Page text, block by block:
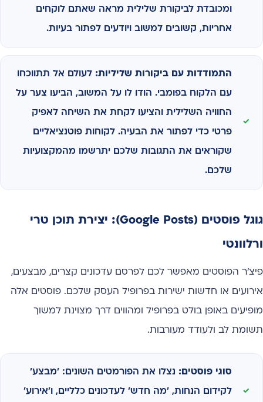
ומכובדת לביקורת שלילית מראה שאתם לוקחים
אחריות, קשובים למשוב ויודעים לפתור בעיות.
התמודדות עם ביקורות שליליות: לעולם אל תתווכחו
עם הלקוח בפומבי. הודו לו על המשוב, הביעו צער על
החוויה השלילית והציעו לקחת את השיחה לאפיק
פרטי כדי לפתור את הבעיה. לקוחות פוטנציאליים
שקוראים את התגובות שלכם יתרשמו מהמקצועיות
שלכם.
גוגל פוסטים (Google Posts): יצירת תוכן טרי
ורלוונטי
פיצ'ר הפוסטים מאפשר לכם לפרסם עדכונים קצרים, מבצעים,
אירועים או חדשות ישירות בפרופיל העסק שלכם. פוסטים אלה
מופיעים באופן בולט בפרופיל ומהווים דרך מצוינת למשוך
תשומת לב ולעודד מעורבות.
סוגי פוסטים: נצלו את הפורמטים השונים: 'מבצע'
לקידום הנחות, 'מה חדש' לעדכונים כלליים, ו'אירוע'